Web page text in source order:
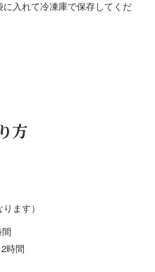
入れて冷凍庫で保存してくだ
方
ます）
時間